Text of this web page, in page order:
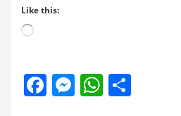
Like this:
Loading…
F
M W